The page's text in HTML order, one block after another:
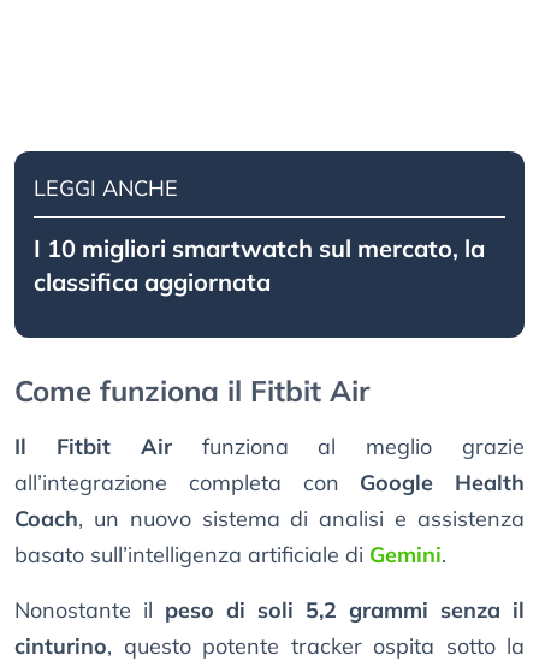
LEGGI ANCHE
I 10 migliori smartwatch sul mercato, la
classifica aggiornata
Come funziona il Fitbit Air
Il Fitbit Airfunziona al meglio grazie
all’integrazione completa con Google Health
Coach, un nuovo sistema di analisi e assistenza
basato sull’intelligenza artificiale di Gemini.
Nonostante il peso di soli 5,2 grammi senza il
cinturino, questo potente tracker ospita sotto la